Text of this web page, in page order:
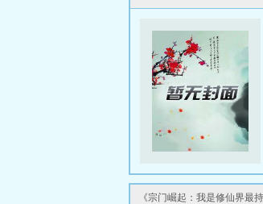
《宗门崛起：我是修仙界最